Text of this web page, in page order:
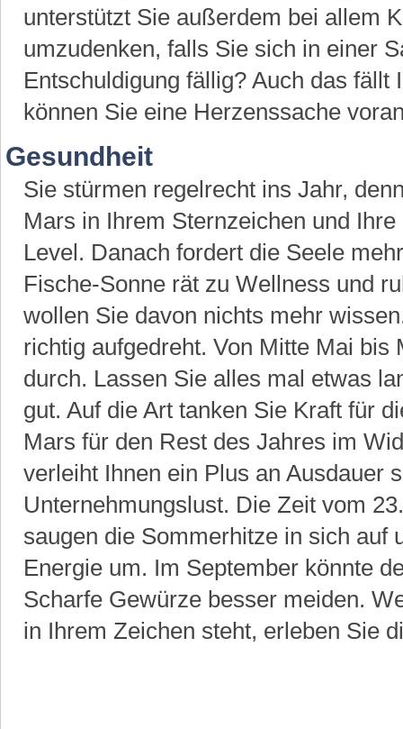
unterstützt Sie außerdem bei allem
umzudenken, falls Sie sich in einer
Entschuldigung fällig? Auch das
können Sie eine Herzenssache
Gesundheit
Sie stürmen regelrecht ins Jahr,
Mars in Ihrem Sternzeichen und
Level. Danach fordert die Seele
Fische-Sonne rät zu Wellness und
wollen Sie davon nichts mehr
richtig aufgedreht. Von Mitte Mai bis
durch. Lassen Sie alles mal etwas
gut. Auf die Art tanken Sie Kraft für
Mars für den Rest des Jahres im
verleiht Ihnen ein Plus an Ausdauer
Unternehmungslust. Die Zeit vom
saugen die Sommerhitze in sich auf
Energie um. Im September könnte
Scharfe Gewürze besser meiden.
in Ihrem Zeichen steht, erleben Sie